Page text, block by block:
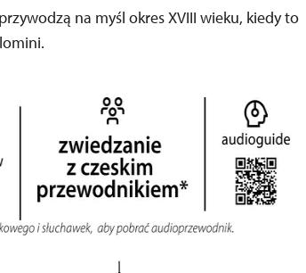
na myśl okres XVIII wieku, kiedy to